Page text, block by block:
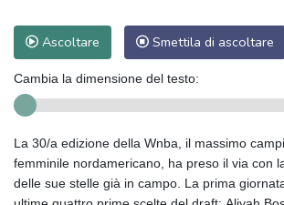
Ascoltare Smettila di ascoltare
Cambia la dimensione del testo:
La 30/a edizione della Wnba, il massimo
femminile nordamericano, ha preso il via con
delle sue stelle già in campo. La prima